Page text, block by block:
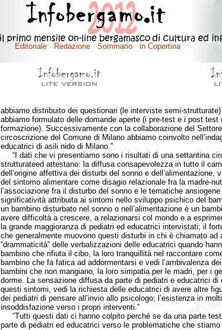
abbiamo distribuito dei questionari (le interviste semi-
abbiamo formulato delle domande aperte (i pre-test e i post test
formazione). Successivamente con la collaborazione del
circoscrizione del Comune di Milano abbiamo coinvolto
educatrici di asili nido di Milano.”
“I dati che vi presentiamo sono i risultati di una settantina
strutturateed attestano: la diffusa consapevolezza in tutto il
dell’origine affettiva dei disturbi del sonno e dell’alimentazione,
del sintomo alimentare come disagio relazionale fra la madre-
l’associazione fra il disturbo del sonno e le tematiche
significatività attribuita ai sintomi nello sviluppo psichico del
un bambino disturbato nel sonno o nell’alimentazione è un
avere difficoltà a crescere, a relazionarsi col mondo e a
la grande maggioranza di pediatri ed educatrici intervistati; il
che generalmente muovono questi disturbi in chi è chiamato ad
“drammaticità” delle verbalizzazioni delle educatrici quando
bambino che rifiuta il cibo, la loro tranquillità nel raccontare
bambino che fa fatica ad addormentarsi e vedi l’ambivalenza
bambini che non mangiano, la loro simpatia per le madri, per i
dorme. La sensazione diffusa da parte di pediatri e educatrici di
questi sintomi, vedi la richiesta delle educatrici di avere altre
dei pediatri di pensare all’invio allo psicologo; l’esistenza in
insoddisfazione verso i propri interventi.”
“Tutti questi dati ci hanno colpito perché se da una parte
parte di pediatri ed educatrici verso le problematiche che stiamo